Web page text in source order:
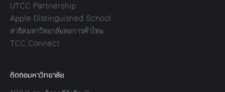
UTCC Partnership
Apple Distinguished School
สาธิตมหาวิทยาลัยหอการค้าไทย
TCC Connect
ติดต่อมหาวิทยาลัย